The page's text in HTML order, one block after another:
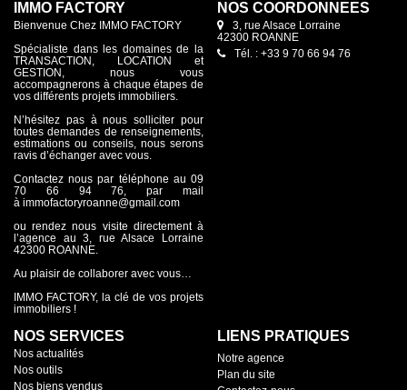
IMMO FACTORY
Bienvenue Chez IMMO FACTORY
Spécialiste dans les domaines de la
TRANSACTION, LOCATION et
GESTION, nous vous
accompagnerons à chaque étapes de
vos différents projets immobiliers.
N’hésitez pas à nous solliciter pour
toutes demandes de renseignements,
estimations ou conseils, nous serons
ravis d’échanger avec vous.
Contactez nous par téléphone au 09
70 66 94 76, par mail
à immofactoryroanne@gmail.com
ou rendez nous visite directement à
l’agence au 3, rue Alsace Lorraine
42300 ROANNE.
Au plaisir de collaborer avec vous…
IMMO FACTORY, la clé de vos projets
immobiliers !
NOS COORDONNÉES
3, rue Alsace Lorraine
42300 ROANNE
Tél. : +33 9 70 66 94 76
NOS SERVICES
Nos actualités
Nos outils
Nos biens vendus
LIENS PRATIQUES
Notre agence
Plan du site